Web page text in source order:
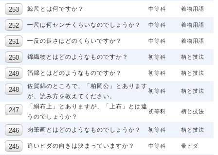
鯨尺とは何ですか？ 中等科 着物用語
一尺は何センチくらいなのでしょうか？ 中等科 着物用語
一反の長さはどのくらいですか？ 中等科 着物用語
錦織物とはどのようなものですか？ 初等科 柄と技法
箔錦とはどのようなものですか？ 初等科 柄と技法
佐賀錦のところで、「柏岡公」とあります
が、読み方を教えてください。
初等科 柄と技法
「絹布上」とありますが、「上布」とは違
うのでしょうか？
初等科 柄と技法
肉筆画とはどのようなものでしょうか？ 初等科 柄と技法
追いヒダの向きは決まっていますか？ 中等科 帯ヒダ